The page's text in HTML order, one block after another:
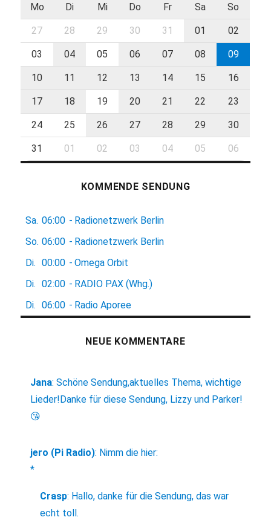
Mo Di Mi Do Fr Sa So
27 28 29 30 31 01 02
03 04 05 06 07 08 09
10 11 12 13 14 15 16
17 18 19 20 21 22 23
24 25 26 27 28 29 30
31 01 02 03 04 05 06
KOMMENDE SENDUNG
Sa. 06:00 - Radionetzwerk Berlin
So. 06:00 - Radionetzwerk Berlin
Di.
00:00 - Omega Orbit
Di.
02:00 - RADIO PAX (Whg.)
Di.
06:00 - Radio Aporee
NEUE KOMMENTARE
Jana:Schöne Sendung,aktuelles Thema, wichtige
Lieder!Danke für diese Sendung, Lizzy und Parker!
😘
jero (Pi Radio): Nimm die hier:
*
Crasp: Hallo, danke für die Sendung, das war
echt toll.